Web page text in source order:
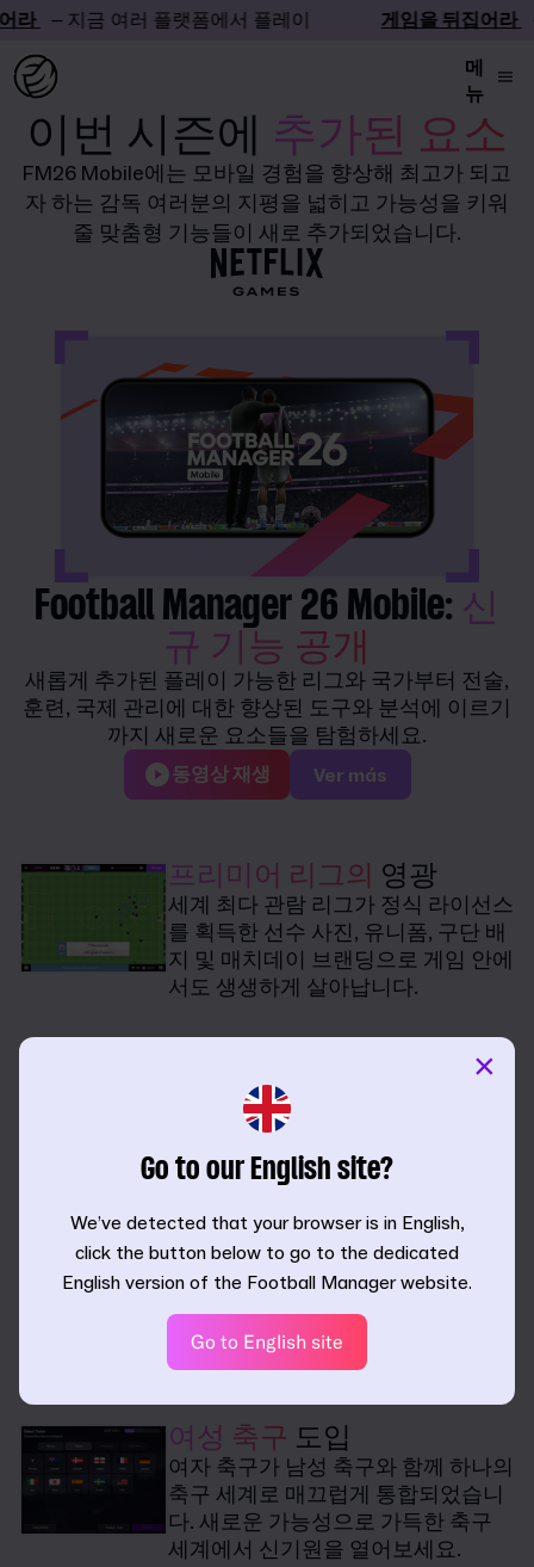
– 지금 여러 플랫폼에서 플레이 게임을 뒤집어라 –
메
뉴
이번 시즌에 추가된 요소
FM26 Mobile에는 모바일 경험을 향상해 최고가 되고
자 하는 감독 여러분의 지평을 넓히고 가능성을 키워
줄 맞춤형 기능들이 새로 추가되었습니다.
Football Manager 26 Mobile: 신
규 기능 공개
새롭게 추가된 플레이 가능한 리그와 국가부터 전술,
훈련, 국제 관리에 대한 향상된 도구와 분석에 이르기
까지 새로운 요소들을 탐험하세요.
동영상 재생 Ver más
프리미어 리그의 영광
세계 최다 관람 리그가 정식 라이선스
를 획득한 선수 사진, 유니폼, 구단 배
지 및 매치데이 브랜딩으로 게임 안에
서도 생생하게 살아납니다.
새로운 챌린지 모드로 시작부터 국제
적인 감독의 세계로 빠져보세요. 완전
영광을 향해 나아가세요.
선수 잠재력 극대화하기
모든 경기에 대해 선수단을 최상의 컨
디션으로 대비해 줄 새로운 훈련 옵션
으로 가장 중요한 경기에서 우위를 차
지하세요.
여성 축구 도입
여자 축구가 남성 축구와 함께 하나의
축구 세계로 매끄럽게 통합되었습니
다. 새로운 가능성으로 가득한 축구
세계에서 신기원을 열어보세요.
Go to our English site?
We’ve detected that your browser is in English,
click the button below to go to the dedicated
English version of the Football Manager website.
Go to English site
×